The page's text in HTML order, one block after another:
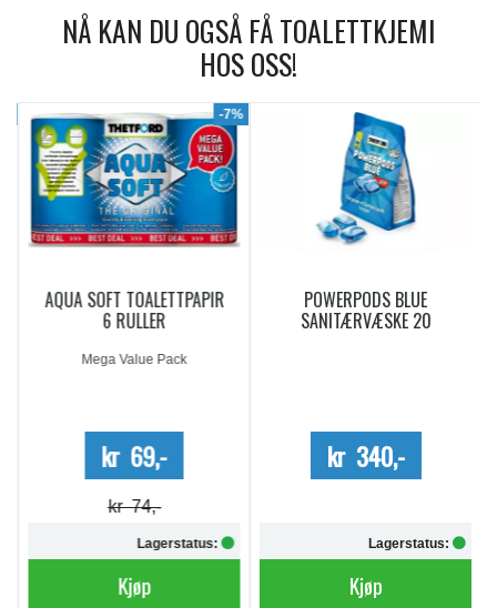
NÅ KAN DU OGSÅ FÅ TOALETTKJEMI
HOS OSS!
-7%
AQUA SOFT TOALETTPAPIR
6 RULLER
Mega Value Pack
kr 69,-
kr 74,-
Lagerstatus:
Kjøp
POWERPODS BLUE
SANITÆRVÆSKE 20
kr 340,-
Lagerstatus:
Kjøp